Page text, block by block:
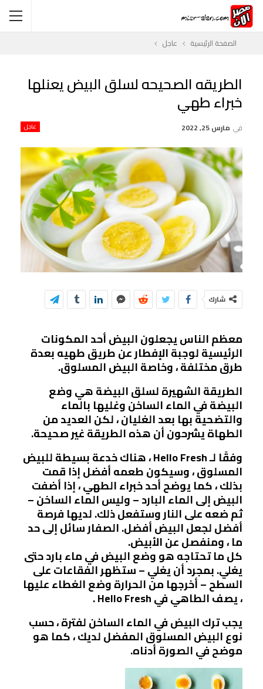
الصفحة الرئيسية عاجل
الطريقه الصحيحه لسلق البيض يعنلها
خبراء طهي
عاجل في مارس 25, 2022
شارك
معظم الناس يجعلون البيض أحد المكونات
الرئيسية لوجبة الإفطار عن طريق طهيه بعدة
طرق مختلفة ، وخاصة البيض المسلوق.
الطريقة الشهيرة لسلق البيضة هي وضع
البيضة في الماء الساخن وغليها بالماء
والتضحية بها بعد الغليان ، لكن العديد من
الطهاة يشرحون أن هذه الطريقة غير صحيحة.
وفقًا لـ Hello Fresh ، هناك خدعة بسيطة للبيض
المسلوق ، وسيكون طعمه أفضل إذا قمت
بذلك ، كما يوضح أحد خبراء الطهي ، إذا أضفت
البيض إلى الماء البارد – وليس الماء الساخن –
ثم ضعه على النار وستفعل ذلك. لديها فرصة
أفضل لجعل البيض أفضل. الصفار سائل إلى حد
ما ، ومنفصل عن الأبيض.
كل ما تحتاجه هو وضع البيض في ماء بارد حتى
يغلي. بمجرد أن يغلي – ستظهر الفقاعات على
السطح – أخرجها من الحرارة وضع الغطاء عليها
، يصف الطاهي في Hello Fresh .
يجب ترك البيض في الماء الساخن لفترة ، حسب
نوع البيض المسلوق المفضل لديك ، كما هو
موضح في الصورة أدناه.